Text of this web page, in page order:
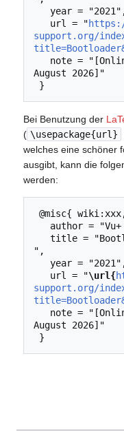
   url = "
support.org/
August 2026]"
Bei Benutzung der
( \usepackage{url}
welches eine schöner
ausgibt, kann die
werden:
",
   url = "
\url{
support.org/
August 2026]"